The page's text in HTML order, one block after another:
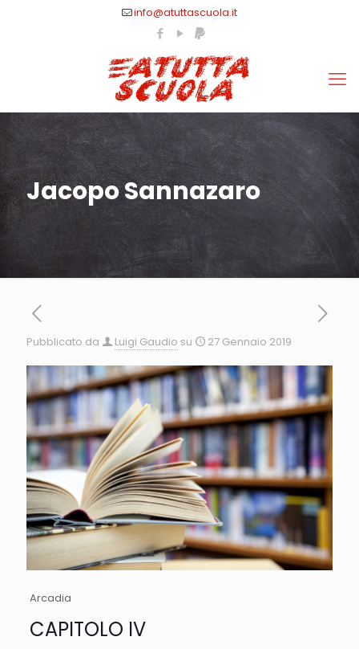
info@atuttascuola.it
Jacopo Sannazaro
Pubblicato da Luigi Gaudio su 27 Gennaio 2019
Arcadia
CAPITOLO IV